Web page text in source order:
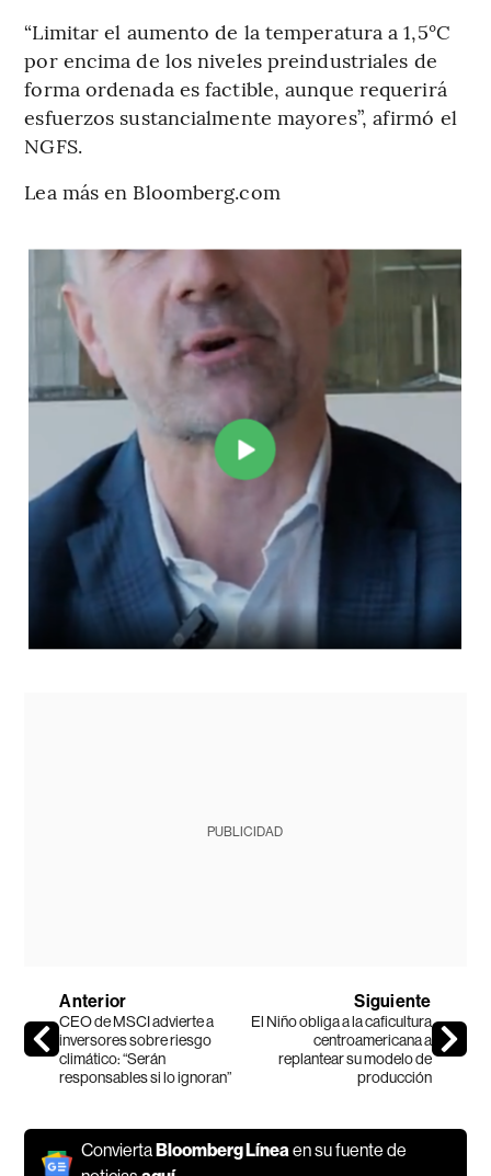
“Limitar el aumento de la temperatura a 1,5°C
por encima de los niveles preindustriales de
forma ordenada es factible, aunque requerirá
esfuerzos sustancialmente mayores”, afirmó el
NGFS.
Lea más en Bloomberg.com
PUBLICIDAD
Anterior
CEO de MSCI advierte a
inversores sobre riesgo
climático: “Serán
responsables si lo ignoran”
Siguiente
El Niño obliga a la caficultura
centroamericana a
replantear su modelo de
producción
ConviertaBloomberg Línea en su fuente de